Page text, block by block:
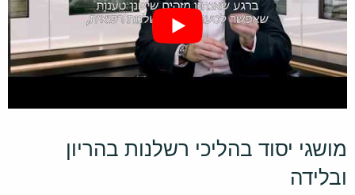
מושגי יסוד בהליכי רשלנות בהריון
ובלידה